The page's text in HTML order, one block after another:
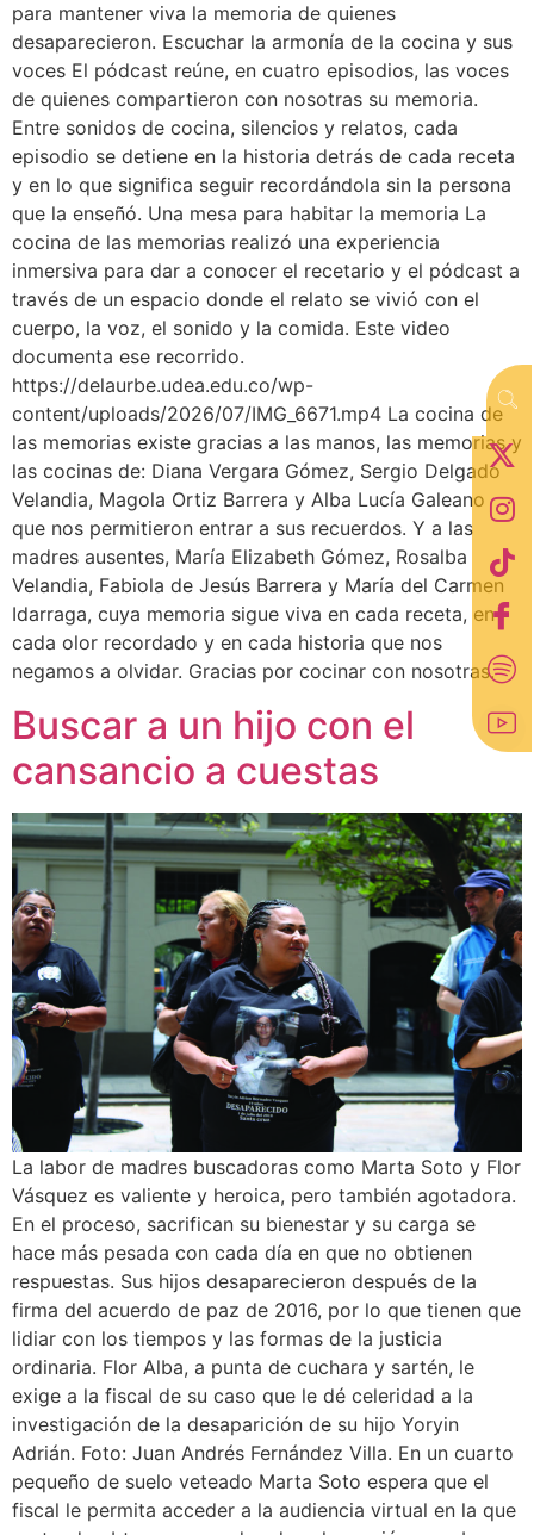
para mantener viva la memoria de quienes
desaparecieron. Escuchar la armonía de la cocina y sus
voces El pódcast reúne, en cuatro episodios, las voces
de quienes compartieron con nosotras su memoria.
Entre sonidos de cocina, silencios y relatos, cada
episodio se detiene en la historia detrás de cada receta
y en lo que significa seguir recordándola sin la persona
que la enseñó. Una mesa para habitar la memoria La
cocina de las memorias realizó una experiencia
inmersiva para dar a conocer el recetario y el pódcast a
través de un espacio donde el relato se vivió con el
cuerpo, la voz, el sonido y la comida. Este video
documenta ese recorrido.
https://delaurbe.udea.edu.co/wp-
content/uploads/2026/07/IMG_6671.mp4 La cocina de
las memorias existe gracias a las manos, las memorias y
las cocinas de: Diana Vergara Gómez, Sergio Delgado
Velandia, Magola Ortiz Barrera y Alba Lucía Galeano
que nos permitieron entrar a sus recuerdos. Y a las
madres ausentes, María Elizabeth Gómez, Rosalba
Velandia, Fabiola de Jesús Barrera y María del Carmen
Idarraga, cuya memoria sigue viva en cada receta, en
cada olor recordado y en cada historia que nos
negamos a olvidar. Gracias por cocinar con nosotras.
Buscar a un hijo con el
cansancio a cuestas
La labor de madres buscadoras como Marta Soto y Flor
Vásquez es valiente y heroica, pero también agotadora.
En el proceso, sacrifican su bienestar y su carga se
hace más pesada con cada día en que no obtienen
respuestas. Sus hijos desaparecieron después de la
firma del acuerdo de paz de 2016, por lo que tienen que
lidiar con los tiempos y las formas de la justicia
ordinaria. Flor Alba, a punta de cuchara y sartén, le
exige a la fiscal de su caso que le dé celeridad a la
investigación de la desaparición de su hijo Yoryin
Adrián. Foto: Juan Andrés Fernández Villa. En un cuarto
pequeño de suelo veteado Marta Soto espera que el
fiscal le permita acceder a la audiencia virtual en la que